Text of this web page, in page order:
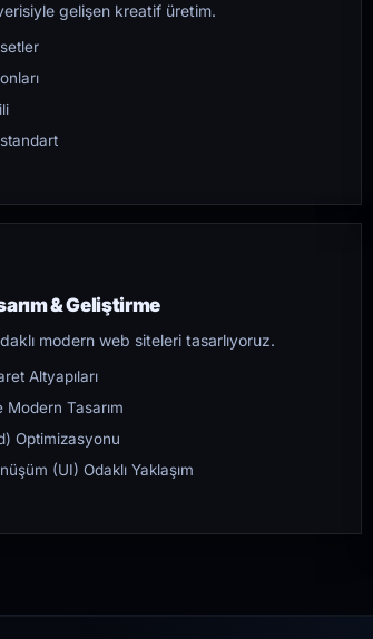
gelişen kreatif üretim.
& Geliştirme
modern web siteleri tasarlıyoruz.
Altyapıları
Tasarım
Optimizasyonu
(UI) Odaklı Yaklaşım